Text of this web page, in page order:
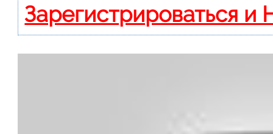
Зарегистрироваться и